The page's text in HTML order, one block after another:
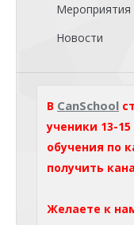
Мероприятия
Новости
В CanSchool
ученики 13-
обучения по
получить
Желаете к